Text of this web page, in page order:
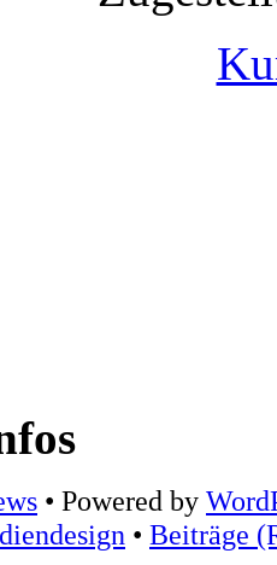
• Powered by
• Beiträge